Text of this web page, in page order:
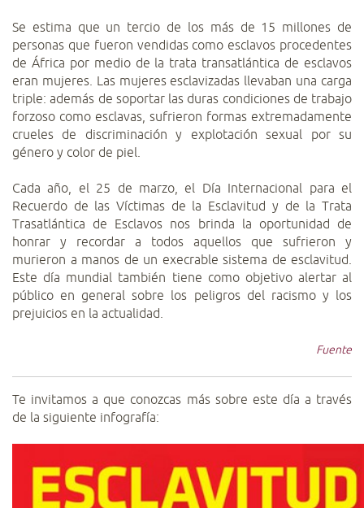
Se estima que un tercio de los más de 15 millones de
personas que fueron vendidas como esclavos procedentes
de África por medio de la trata transatlántica de esclavos
eran mujeres. Las mujeres esclavizadas llevaban una carga
triple: además de soportar las duras condiciones de trabajo
forzoso como esclavas, sufrieron formas extremadamente
crueles de discriminación y explotación sexual por su
género y color de piel.
Cada año, el 25 de marzo, el Día Internacional para el
Recuerdo de las Víctimas de la Esclavitud y de la Trata
Trasatlántica de Esclavos nos brinda la oportunidad de
honrar y recordar a todos aquellos que sufrieron y
murieron a manos de un execrable sistema de esclavitud.
Este día mundial también tiene como objetivo alertar al
público en general sobre los peligros del racismo y los
prejuicios en la actualidad.
Fuente
Te invitamos a que conozcas más sobre este día a través
de la siguiente infografía: